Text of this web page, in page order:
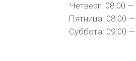
Четверг: 08:00 —
Пятница: 08:00 —
Суббота: 09:00 —